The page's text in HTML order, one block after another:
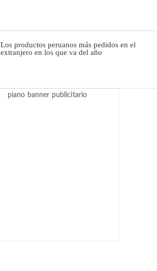
Los productos peruanos más pedidos en el
extranjero en los que va del año